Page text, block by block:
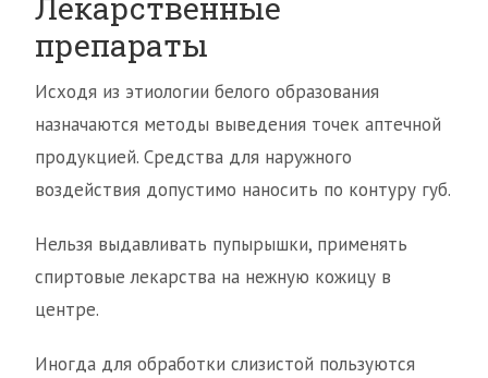
Лекарственные
препараты
Исходя из этиологии белого образования
назначаются методы выведения точек аптечной
продукцией. Средства для наружного
воздействия допустимо наносить по контуру губ.
Нельзя выдавливать пупырышки, применять
спиртовые лекарства на нежную кожицу в
центре.
Иногда для обработки слизистой пользуются